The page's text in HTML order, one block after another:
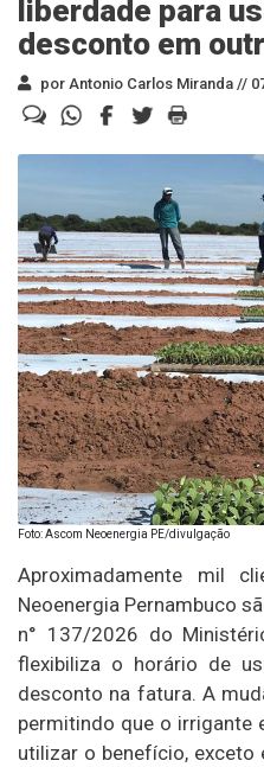
liberdade para
desconto em
por Antonio Carlos Miranda //
Foto: Ascom Neoenergia PE/divulgação
Aproximadamente mil
Neoenergia Pernambuco
n° 137/2026 do
flexibiliza o horário de
desconto na fatura. A
permitindo que o irrigante
utilizar o benefício, exceto